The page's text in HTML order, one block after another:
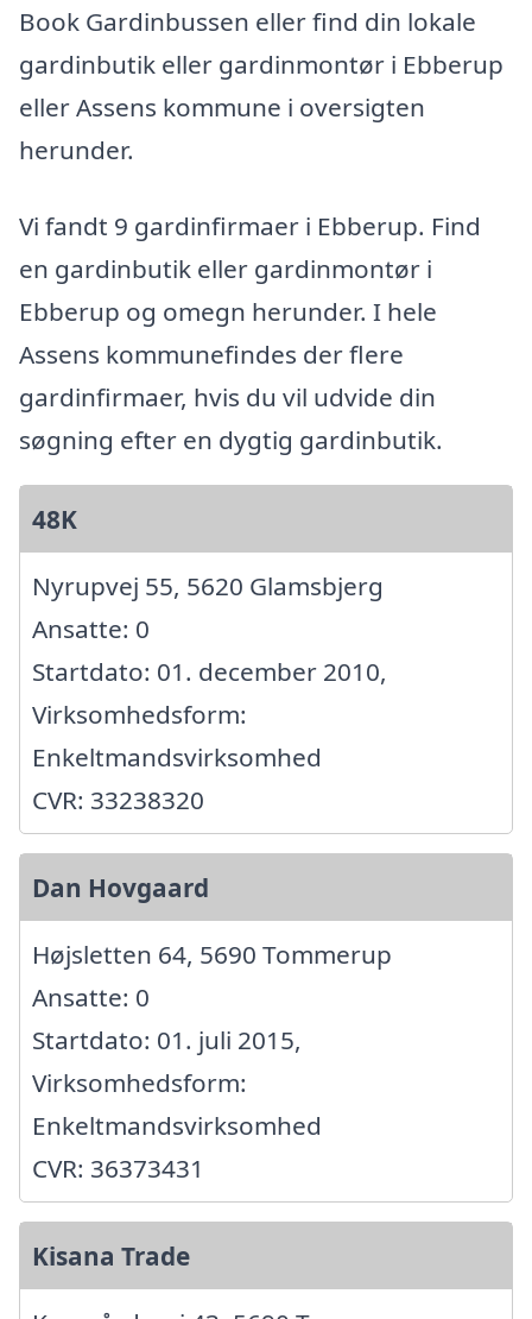
Book Gardinbussen eller find din lokale
gardinbutik eller gardinmontør i Ebberup
eller Assens kommune i oversigten
herunder.
Vi fandt 9 gardinfirmaer i Ebberup. Find
en gardinbutik eller gardinmontør i
Ebberup og omegn herunder. I hele
Assens kommunefindes der flere
gardinfirmaer, hvis du vil udvide din
søgning efter en dygtig gardinbutik.
48K
Nyrupvej 55, 5620 Glamsbjerg
Ansatte: 0
Startdato: 01. december 2010,
Virksomhedsform:
Enkeltmandsvirksomhed
CVR: 33238320
Dan Hovgaard
Højsletten 64, 5690 Tommerup
Ansatte: 0
Startdato: 01. juli 2015,
Virksomhedsform:
Enkeltmandsvirksomhed
CVR: 36373431
Kisana Trade